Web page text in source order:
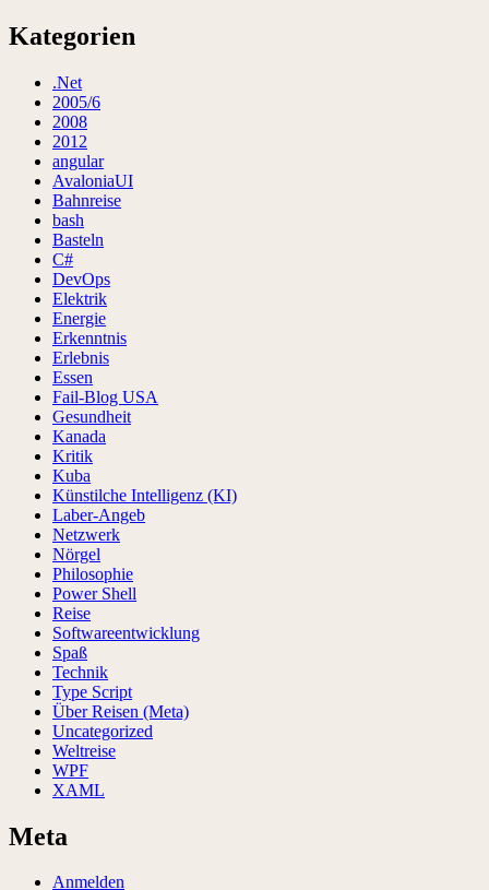
Kategorien
.Net
2005/6
2008
2012
angular
AvaloniaUI
Bahnreise
bash
Basteln
C#
DevOps
Elektrik
Energie
Erkenntnis
Erlebnis
Essen
Fail-Blog USA
Gesundheit
Kanada
Kritik
Kuba
Künstilche Intelligenz (KI)
Laber-Angeb
Netzwerk
Nörgel
Philosophie
Power Shell
Reise
Softwareentwicklung
Spaß
Technik
Type Script
Über Reisen (Meta)
Uncategorized
Weltreise
WPF
XAML
Meta
Anmelden